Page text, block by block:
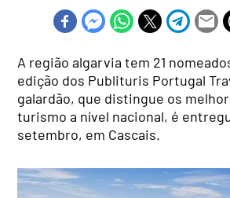
A região algarvia tem 21
edição dos Publituris Portugal
galardão, que distingue os
turismo a nível nacional, é
setembro, em Cascais.